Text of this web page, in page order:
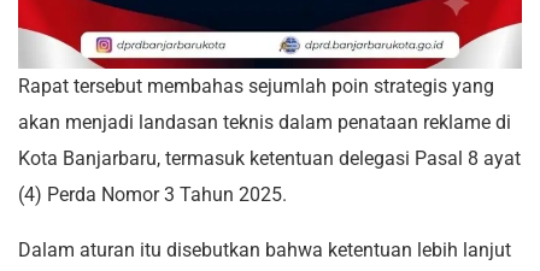
Rapat tersebut membahas sejumlah poin strategis yang
akan menjadi landasan teknis dalam penataan reklame di
Kota Banjarbaru, termasuk ketentuan delegasi Pasal 8 ayat
(4) Perda Nomor 3 Tahun 2025.
Dalam aturan itu disebutkan bahwa ketentuan lebih lanjut